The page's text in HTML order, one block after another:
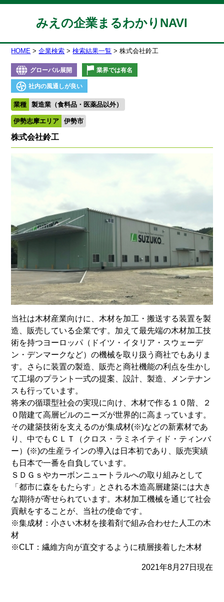
みえの企業まるわかりNAVI
HOME 企業検索 検索結果一覧 株式会社鈴工
グローバル展開 業界では有名
社内の風通しが良い
業種 製造業（食料品・医薬品以外）
伊勢志摩エリア 伊勢市
株式会社鈴工
当社は木材産業向けに、木材を加工・搬送する装置を製
造、販売している企業です。加えて最先端の木材加工技
術を持つヨーロッパ（ドイツ・イタリア・スウェーデ
ン・デンマークなど）の機械を取り扱う商社でもありま
す。さらに装置の製造、販売と商社機能の利点を生かし
て工場のプラント一式の提案、設計、製造、メンテナン
スも行っています。
将来の循環型社会の実現に向け、木材で作る１０階、２
０階建て高層ビルのニーズが世界的に高まっています。
その建築技術を支えるのが集成材(※)などの新素材であ
り、中でもＣＬＴ（クロス・ラミネイティド・ティンバ
ー）(※)の生産ラインの導入は日本初であり、販売実績
も日本で一番を自負しています。
ＳＤＧｓやカーボンニュートラルへの取り組みとして
「都市に森をもたらす」とされる木造高層建築には大き
な期待が寄せられています。木材加工機械を通じて社会
貢献をすることが、当社の使命です。
※集成材：小さい木材を接着剤で組み合わせた人工の木
材
※CLT：繊維方向が直交するように積層接着した木材
2021年8月27日現在